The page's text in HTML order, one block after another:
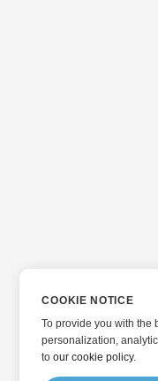
COOKIE NOTICE
To provide you with the
personalization,
toour cookie policy.